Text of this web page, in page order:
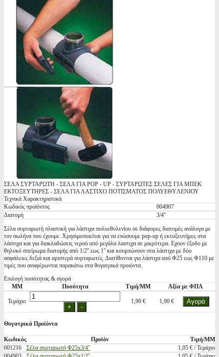
ΣΕΛΑ ΣΥΡΤΑΡΩΤΗ - ΣΕΛΑ ΓΙΑ POP - UP - ΣΥΡΤΑΡΩΤΕΣ ΣΕΛΕΣ ΓΙΑ ΜΠΕΚ
ΕΚΤΟΞΕΥΤΗΡΕΣ - ΣΕΛΑ ΓΙΑ ΛΑΣΤΙΧΟ ΠΟΤΙΣΜΑΤΟΣ ΠΟΛΥΕΘYΛΕΝΙΟΥ
Τεχνικά Χαρακτηριστικά
Κωδικός προϊόντος
004907
Διατομή
3/4''
Σέλα συρταρωτή πλαστική για λάστιχα πολυεθυλενίου σε διάφορες διατομές ανάλογα με
τον σωλήνα που έχουμε. Χρησιμοποιείται για να ενώσουμε pop-up ή εκτοξευτήρες στα
λάστιχα και για διακλαδώσεις νερού από μεγάλα λαστιχα σε μικρότερα. Εχουν έξοδο με
θηλυκό σπείρωμα διατομής από 1/2'' εως 1'' και κουμπώνουν στα λάστιχα με δύο
ασφάλειες δεξιά και αριστερά συρταρωτές. Διατίθονται για λάστιχα από Φ25 εως Φ110 με
τιμές που αναφέρωνται παρακάτω στα θυγατρικά προιόντα.
Επιλογή ποσότητας & αγορά
ΜΜ
Ποσότητα Τιμή/ΜΜ Αξία με ΦΠΑ
Τεμάχιο 1,90 € 1,90 €
Θυγατρικά Προϊόντα
Κωδικός Προϊόν
Τιμή/ΜΜ
001216
Σέλα συρταρωτή Φ25x3/4''
1,05 € / Τεμάχιο